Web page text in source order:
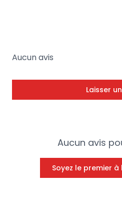
Aucun avis
Soyez le premier à
Aucun avis
Laisser